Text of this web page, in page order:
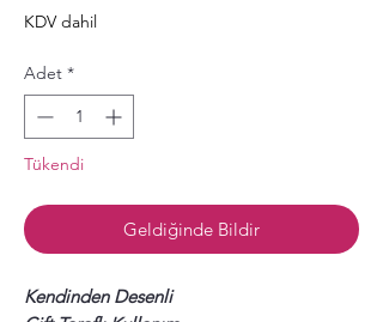
KDV dahil
Adet *
Tükendi
Geldiğinde Bildir
Kendinden Desenli